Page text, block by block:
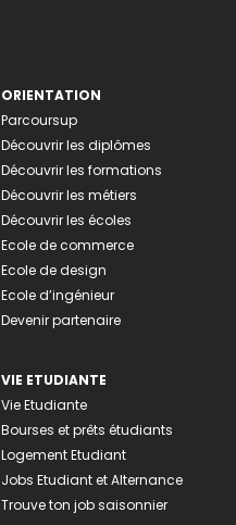
ORIENTATION
Parcoursup
Découvrir les diplômes
Découvrir les formations
Découvrir les métiers
Découvrir les écoles
Ecole de commerce
Ecole de design
Ecole d’ingénieur
Devenir partenaire
VIE ETUDIANTE
Vie Etudiante
Bourses et prêts étudiants
Logement Etudiant
Jobs Etudiant et Alternance
Trouve ton job saisonnier